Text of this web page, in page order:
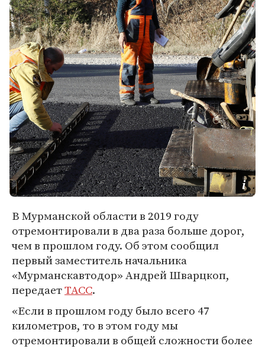
В Мурманской области в 2019 году
отремонтировали в два раза больше дорог,
чем в прошлом году. Об этом сообщил
первый заместитель начальника
«Мурманскавтодор» Андрей Шварцкоп,
передаетТАСС.
«Если в прошлом году было всего 47
километров, то в этом году мы
отремонтировали в общей сложности более